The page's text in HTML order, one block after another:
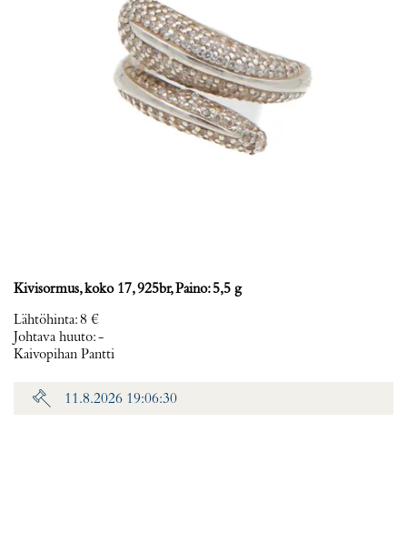
Kivisormus, koko 17, 925br, Paino: 5,5 g
Lähtöhinta:8 €
Johtava huuto:-
Kaivopihan Pantti
11.8.2026 19:06:30